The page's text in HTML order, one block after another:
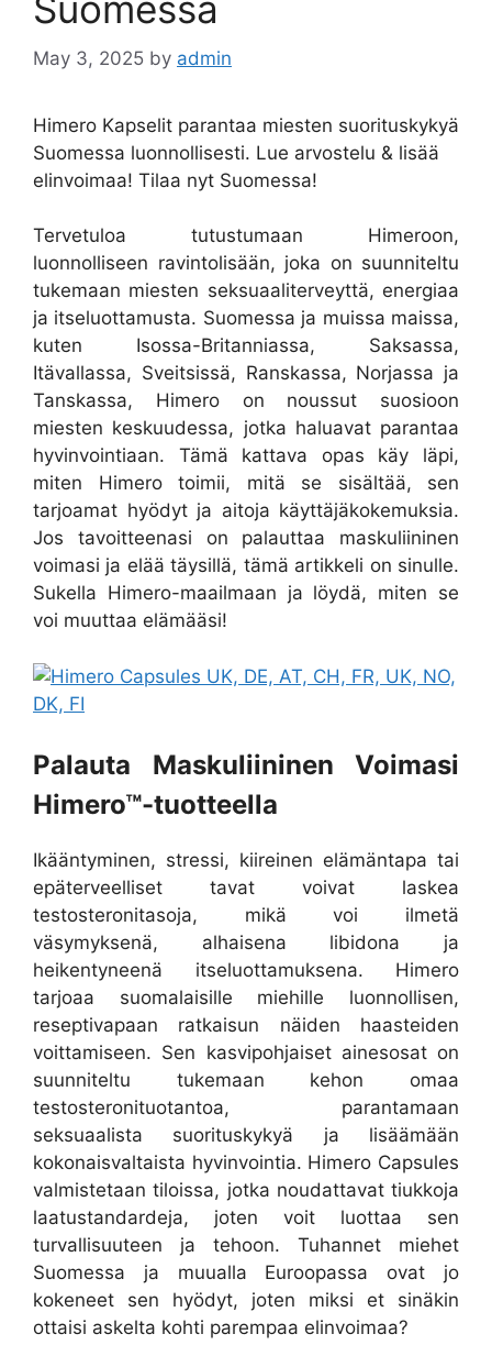
May 3, 2025 by admin
Himero Kapselit parantaa miesten suorituskykyä
Suomessa luonnollisesti. Lue arvostelu & lisää
elinvoimaa! Tilaa nyt Suomessa!
Tervetuloa tutustumaan Himeroon,
luonnolliseen ravintolisään, joka on suunniteltu
tukemaan miesten seksuaaliterveyttä, energiaa
ja itseluottamusta. Suomessa ja muissa maissa,
kuten Isossa-Britanniassa, Saksassa,
Itävallassa, Sveitsissä, Ranskassa, Norjassa ja
Tanskassa, Himero on noussut suosioon
miesten keskuudessa, jotka haluavat parantaa
hyvinvointiaan. Tämä kattava opas käy läpi,
miten Himero toimii, mitä se sisältää, sen
tarjoamat hyödyt ja aitoja käyttäjäkokemuksia.
Jos tavoitteenasi on palauttaa maskuliininen
voimasi ja elää täysillä, tämä artikkeli on sinulle.
Sukella Himero-maailmaan ja löydä, miten se
voi muuttaa elämääsi!
Palauta Maskuliininen Voimasi
Himero™-tuotteella
Ikääntyminen, stressi, kiireinen elämäntapa tai
epäterveelliset tavat voivat laskea
testosteronitasoja, mikä voi ilmetä
väsymyksenä, alhaisena libidona ja
heikentyneenä itseluottamuksena. Himero
tarjoaa suomalaisille miehille luonnollisen,
reseptivapaan ratkaisun näiden haasteiden
voittamiseen. Sen kasvipohjaiset ainesosat on
suunniteltu tukemaan kehon omaa
testosteronituotantoa, parantamaan
seksuaalista suorituskykyä ja lisäämään
kokonaisvaltaista hyvinvointia. Himero Capsules
valmistetaan tiloissa, jotka noudattavat tiukkoja
laatustandardeja, joten voit luottaa sen
turvallisuuteen ja tehoon. Tuhannet miehet
Suomessa ja muualla Euroopassa ovat jo
kokeneet sen hyödyt, joten miksi et sinäkin
ottaisi askelta kohti parempaa elinvoimaa?